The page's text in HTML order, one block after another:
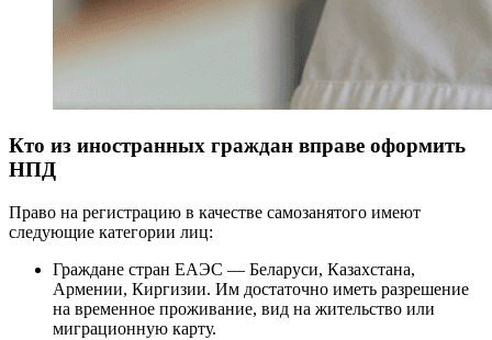
Кто из иностранных граждан вправе оформить
НПД
Право на регистрацию в качестве самозанятого имеют
следующие категории лиц:
Граждане стран ЕАЭС — Беларуси, Казахстана,
Армении, Киргизии. Им достаточно иметь разрешение
на временное проживание, вид на жительство или
миграционную карту.